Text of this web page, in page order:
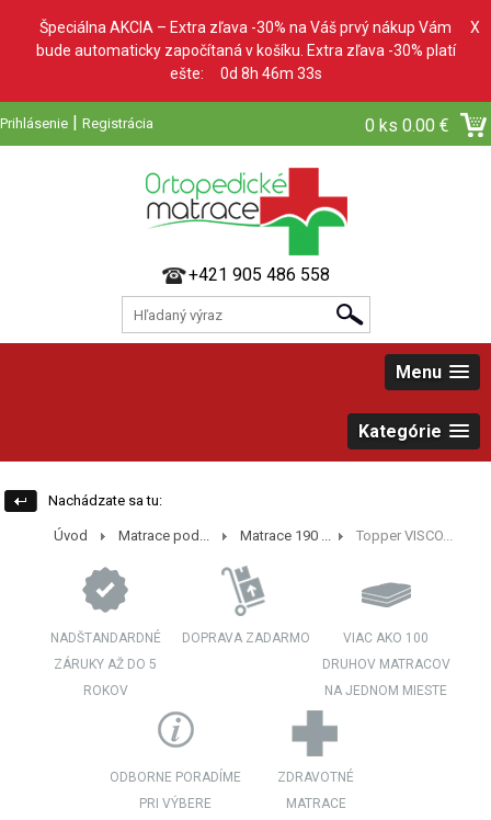
Špeciálna AKCIA – Extra zľava -30% na Váš prvý nákup Vám
bude automaticky započítaná v košíku. Extra zľava -30% platí
ešte: 0d 8h 46m 31s
X
Prihlásenie | Registrácia 0 ks 0.00 €
+421 905 486 558
Menu
Kategórie
Nachádzate sa tu:
Úvod Matrace pod... Matrace 190 ... Topper VISCO...
NADŠTANDARDNÉ
ZÁRUKY AŽ DO 5
ROKOV
DOPRAVA ZADARMO
VIAC AKO 100
DRUHOV MATRACOV
NA JEDNOM MIESTE
ODBORNE PORADÍME
PRI VÝBERE
ZDRAVOTNÉ
MATRACE